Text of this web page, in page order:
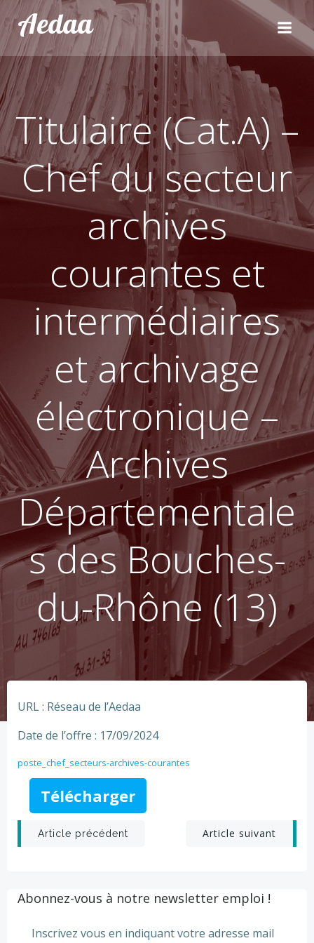
Aller
au
contenu
Aedaa
Titulaire (Cat.A) –
Chef du secteur
archives
courantes et
intermédiaires
et archivage
électronique –
Archives
Départementale
s des Bouches-
du-Rhône (13)
URL : Réseau de l’Aedaa
Date de l’offre : 17/09/2024
poste_chef_secteurs-archives-courantes
Télécharger
Post
Article précédent
PostArticle suivant
Abonnez-vous à notre newsletter emploi !
Inscrivez vous en indiquant votre adresse mail